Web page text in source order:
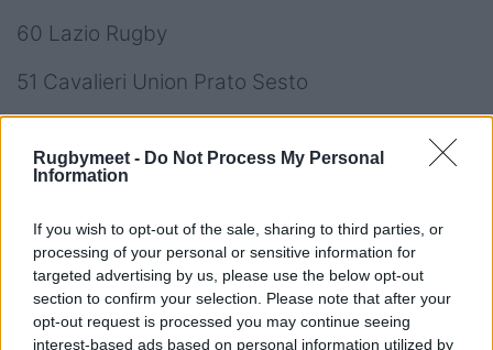
Rugbymeet - Do Not Process My Personal
Information
If you wish to opt-out of the sale, sharing to third parties, or
processing of your personal or sensitive information for
targeted advertising by us, please use the below opt-out
section to confirm your selection. Please note that after your
opt-out request is processed you may continue seeing
interest-based ads based on personal information utilized by
60 Lazio Rugby
51 Cavalieri Union Prato Sesto
35 Avezzano
31 Pesaro
29 Primavera
22 Civitavecchia